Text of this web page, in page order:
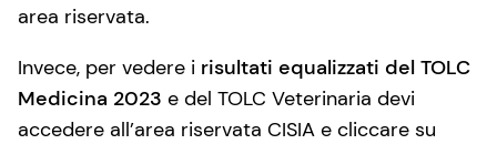
area riservata.
Invece, per vedere i risultati equalizzati del TOLC
Medicina 2023 e del TOLC Veterinaria devi
accedere all’area riservata CISIA e cliccare su